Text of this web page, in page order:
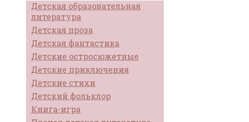
Детская образовательная
литература
Детская проза
Детская фантастика
Детские остросюжетные
Детские приключения
Детские стихи
Детский фольклор
Книга-игра